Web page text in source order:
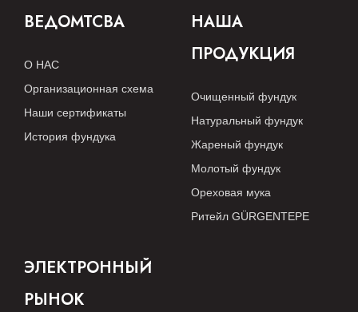
ВЕДОМТСВА
О НАС
Организационная схема
Наши сертификаты
История фундука
НАША
ПРОДУКЦИЯ
Очищенный фундук
Натуральный фундук
Жареный фундук
Молотый фундук
Ореховая мука
Ритейл GÜRGENTEPE
ЭЛЕКТРОННЫЙ
РЫНОК